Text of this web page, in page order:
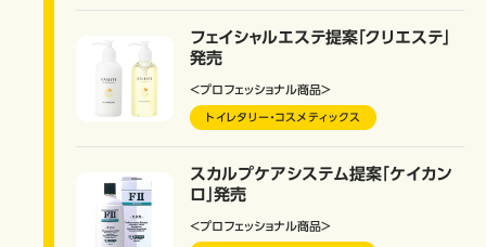
フェイシャルエステ提案「クリエステ」
発売
＜プロフェッショナル商品＞
トイレタリー・コスメティックス
スカルプケアシステム提案「ケイカン
ロ」発売
＜プロフェッショナル商品＞